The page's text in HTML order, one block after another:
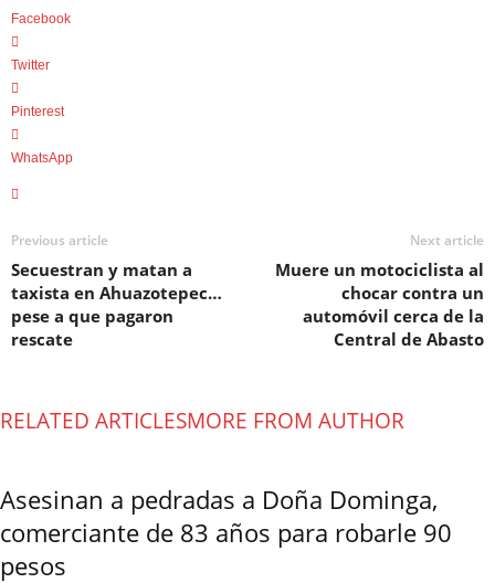
Facebook
Twitter
Pinterest
WhatsApp
Previous article
Secuestran y matan a
taxista en Ahuazotepec…
pese a que pagaron
rescate
Next article
Muere un motociclista al
chocar contra un
automóvil cerca de la
Central de Abasto
RELATED ARTICLESMORE FROM AUTHOR
Asesinan a pedradas a Doña Dominga,
comerciante de 83 años para robarle 90
pesos